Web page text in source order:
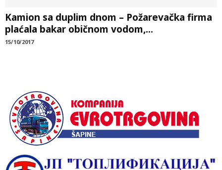
Kamion sa duplim dnom – Požarevačka firma
plaćala bakar običnom vodom,...
15/10/2017